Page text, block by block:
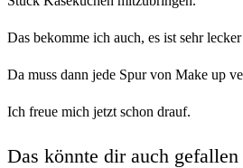
Das bekomme ich auch, es ist sehr
Da muss dann jede Spur von Make up
Ich freue mich jetzt schon drauf.
Das könnte dir auch gefallen